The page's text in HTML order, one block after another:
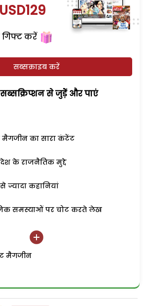
USD129
गिफ्ट करें
सब्सक्राइब करें
सब्सक्रिप्शन से जुड़ेें और पाएं
मैगजीन का सारा कंटेंट
के राजनैतिक मुद्दे
से ज्यादा कहानियां
समस्याओं पर चोट करते लेख
मैगजीन